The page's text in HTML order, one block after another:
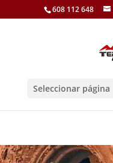
608 112 648
Seleccionar página